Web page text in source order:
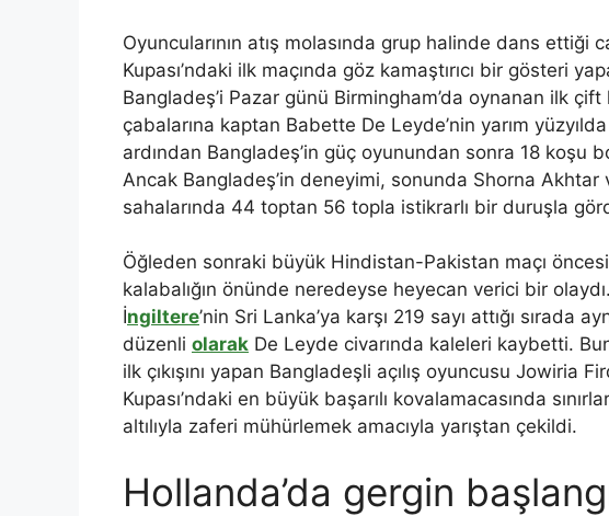
Oyuncularının atış molasında grup halinde dans ettiği
Kupası’ndaki ilk maçında göz kamaştırıcı bir gösteri
Bangladeş’i Pazar günü Birmingham’da oynanan ilk
çabalarına kaptan Babette De Leyde’nin yarım
ardından Bangladeş’in güç oyunundan sonra 18 koşu
Ancak Bangladeş’in deneyimi, sonunda Shorna Akhtar
sahalarında 44 toptan 56 topla istikrarlı bir duruşla
Öğleden sonraki büyük Hindistan-Pakistan maçı
kalabalığın önünde neredeyse heyecan verici bir
İngiltere’nin Sri Lanka’ya karşı 219 sayı attığı sırada
düzenli olarak De Leyde civarında kaleleri kaybetti.
ilk çıkışını yapan Bangladeşli açılış oyuncusu Jowiria
Kupası’ndaki en büyük başarılı kovalamacasında
altılıyla zaferi mühürlemek amacıyla yarıştan çekildi.
Hollanda’da gergin